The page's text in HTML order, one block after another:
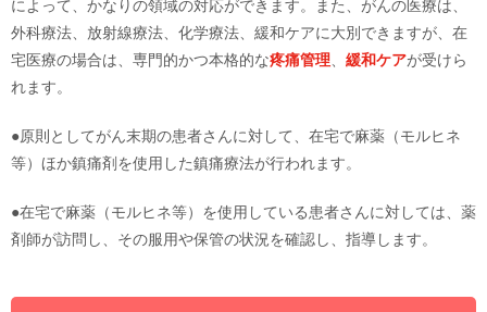
によって、かなりの領域の対応ができます。また、がんの医療は、
外科療法、放射線療法、化学療法、緩和ケアに大別できますが、在
宅医療の場合は、専門的かつ本格的な疼痛管理 緩和ケアが受けら
れます。
●原則としてがん末期の患者さんに対して、在宅で麻薬（モルヒネ
等）ほか鎮痛剤を使用した鎮痛療法が行われます。
●在宅で麻薬（モルヒネ等）を使用している患者さんに対しては、薬
剤師が訪問し、その服用や保管の状況を確認し、指導します。